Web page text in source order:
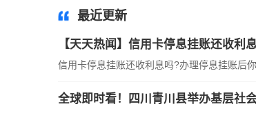
最近更新
【天天热闻】信用卡停息挂账还收利
信用卡停息挂账还收利息吗?办理停息挂账后
全球即时看！四川青川县举办基层社